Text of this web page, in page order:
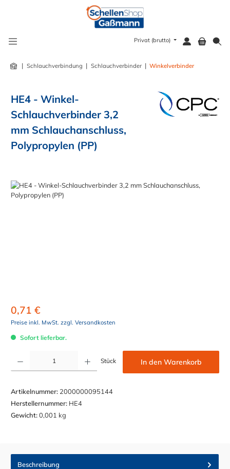
Privat (brutto)
| Schlauchverbindung | Schlauchverbinder | Winkelverbinder
HE4 - Winkel-
Schlauchverbinder 3,2
mm Schlauchanschluss,
Polypropylen (PP)
Bildergalerie überspringen
0,71 €
Preise inkl. MwSt. zzgl. Versandkosten
Sofort lieferbar.
Stück In den Warenkorb
Artikelnummer: 2000000095144
Herstellernummer: HE4
Gewicht:0,001 kg
Beschreibung